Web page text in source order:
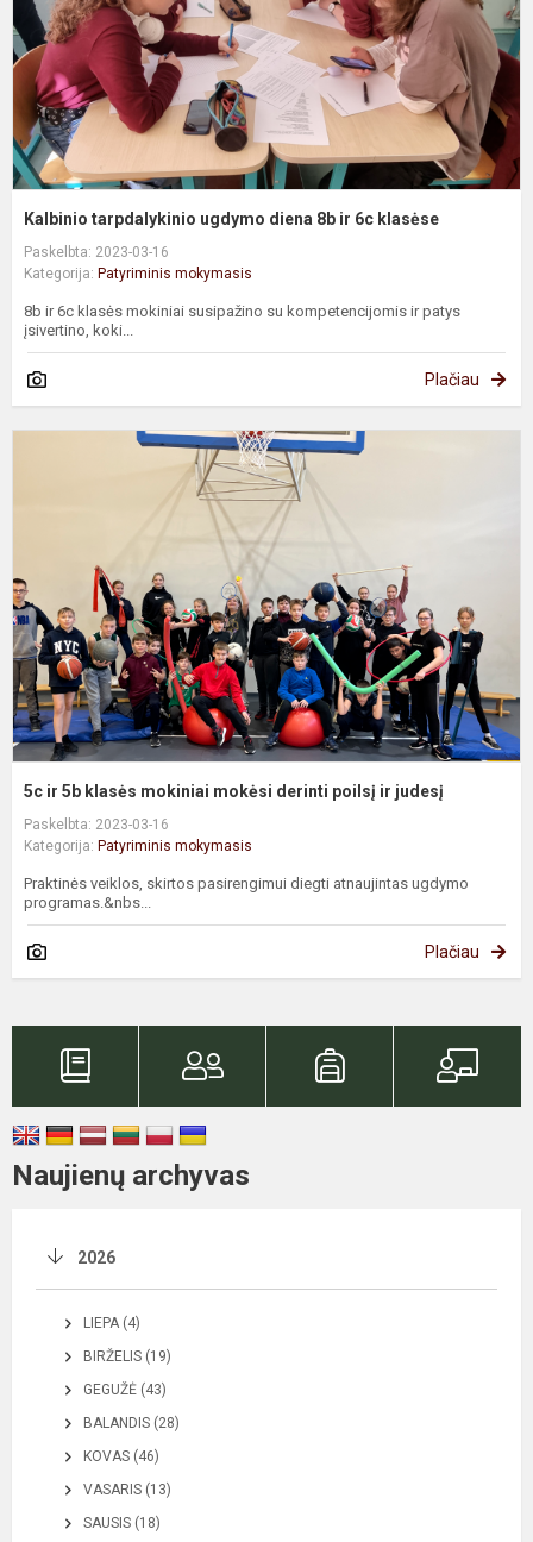
Kalbinio tarpdalykinio ugdymo diena 8b ir 6c klasėse
Paskelbta: 2023-03-16
Kategorija: Patyriminis mokymasis
8b ir 6c klasės mokiniai susipažino su kompetencijomis ir patys
įsivertino, koki...
Plačiau
5c ir 5b klasės mokiniai mokėsi derinti poilsį ir judesį
Paskelbta: 2023-03-16
Kategorija: Patyriminis mokymasis
Praktinės veiklos, skirtos pasirengimui diegti atnaujintas ugdymo
programas.&nbs...
Plačiau
Naujienų archyvas
2026
LIEPA (4)
BIRŽELIS (19)
GEGUŽĖ (43)
BALANDIS (28)
KOVAS (46)
VASARIS (13)
SAUSIS (18)